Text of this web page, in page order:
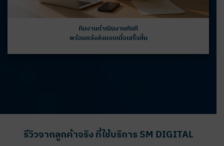
ทีมงานดำเนินงานทันที
พร้อมแจ้งส่งมอบเมื่อเสร็จสิ้น
รีวิวจากลูกค้าจริง ที่ใช้บริการ SM DIGITAL